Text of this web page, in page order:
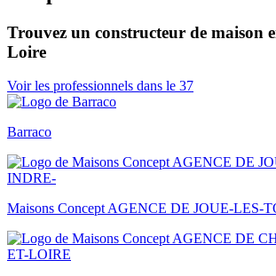
Trouvez un constructeur de maison
Loire
Voir les professionnels dans le 37
Barraco
Maisons Concept AGENCE DE JOUE-LES-